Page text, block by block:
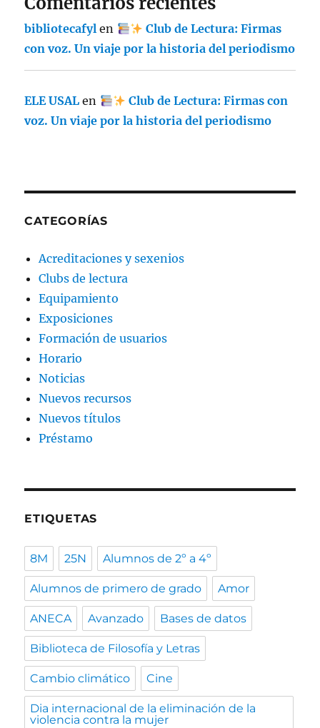
bibliotecafyl en
Club de Lectura: Firmas
con voz. Un viaje por la historia del periodismo
ELE USAL en
Club de Lectura: Firmas con
voz. Un viaje por la historia del periodismo
CATEGORÍAS
Acreditaciones y sexenios
Clubs de lectura
Equipamiento
Exposiciones
Formación de usuarios
Horario
Noticias
Nuevos recursos
Nuevos títulos
Préstamo
ETIQUETAS
8M 25N Alumnos de 2º a 4º
Alumnos de primero de grado Amor
ANECA Avanzado Bases de datos
Biblioteca de Filosofía y Letras
Cambio climático Cine
Dia internacional de la eliminación de la
violencia contra la mujer